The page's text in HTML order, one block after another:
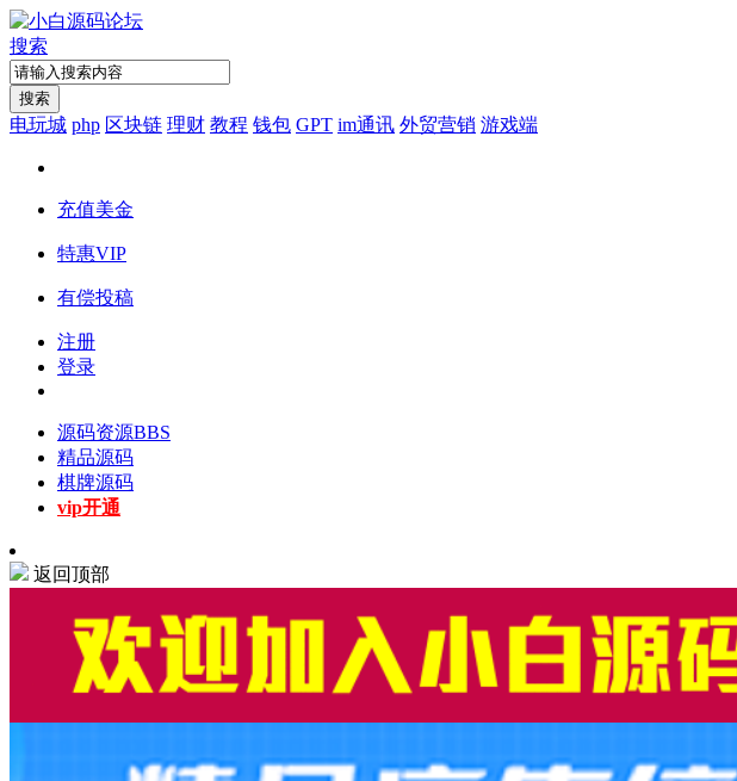
搜索
搜索
电玩城 php 区块链 理财 教程 钱包 GPT im通讯 外贸营销 游戏端
充值美金
特惠VIP
有偿投稿
注册
登录
源码资源BBS
精品源码
棋牌源码
vip开通
返回顶部